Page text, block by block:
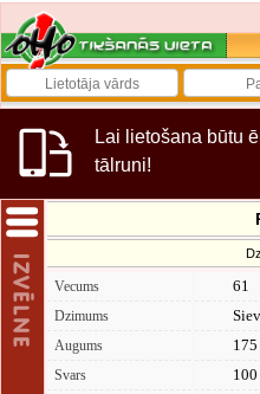
Lai lietošana būtu
tālruni!
Vecums 61
Dzimums
Augums
Svars